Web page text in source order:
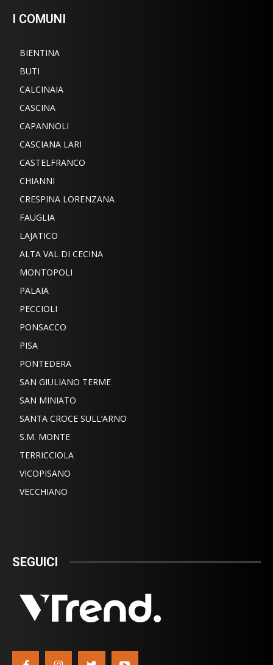
I COMUNI
BIENTINA
BUTI
CALCINAIA
CASCINA
CAPANNOLI
CASCIANA LARI
CASTELFRANCO
CHIANNI
CRESPINA LORENZANA
FAUGLIA
LAJATICO
ALTA VAL DI CECINA
MONTOPOLI
PALAIA
PECCIOLI
PONSACCO
PISA
PONTEDERA
SAN GIULIANO TERME
SAN MINIATO
SANTA CROCE SULL’ARNO
S.M. MONTE
TERRICCIOLA
VICOPISANO
VECCHIANO
SEGUICI